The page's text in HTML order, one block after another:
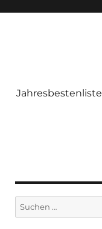
Jahresbestenliste
Suchen
nach: